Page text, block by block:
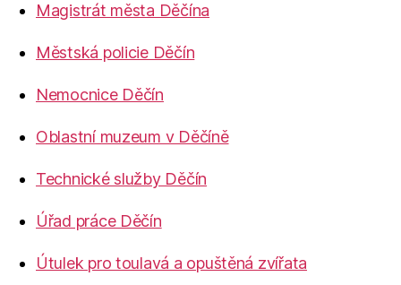
Magistrát města Děčína
Městská policie Děčín
Nemocnice Děčín
Oblastní muzeum v Děčíně
Technické služby Děčín
Úřad práce Děčín
Útulek pro toulavá a opuštěná zvířata